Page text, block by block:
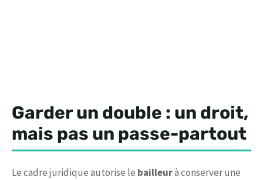
Garder un double : un droit,
mais pas un passe-partout
Le cadre juridique autorise le bailleurà conserver une